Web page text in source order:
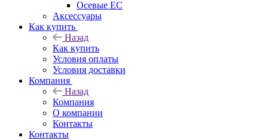
Осевые EC
Аксессуары
Как купить
Назад
Как купить
Условия оплаты
Условия доставки
Компания
Назад
Компания
О компании
Контакты
Контакты